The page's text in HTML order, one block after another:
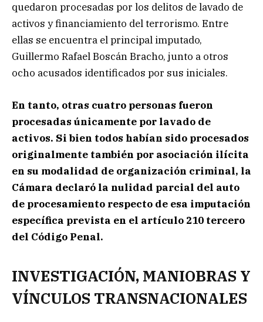
quedaron procesadas por los delitos de lavado de
activos y financiamiento del terrorismo. Entre
ellas se encuentra el principal imputado,
Guillermo Rafael Boscán Bracho, junto a otros
ocho acusados identificados por sus iniciales.
En tanto, otras cuatro personas fueron
procesadas únicamente por lavado de
activos. Si bien todos habían sido procesados
originalmente también por asociación ilícita
en su modalidad de organización criminal, la
Cámara declaró la nulidad parcial del auto
de procesamiento respecto de esa imputación
específica prevista en el artículo 210 tercero
del Código Penal.
INVESTIGACIÓN, MANIOBRAS Y
VÍNCULOS TRANSNACIONALES